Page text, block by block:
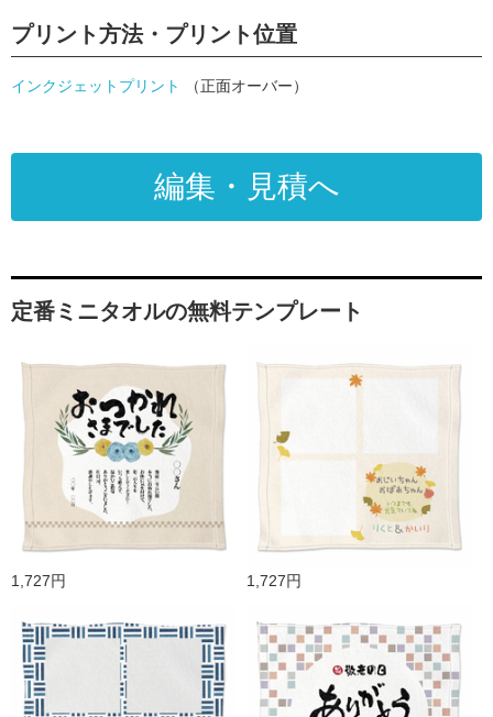
プリント方法・プリント位置
インクジェットプリント （正面オーバー）
編集・見積へ
定番ミニタオルの無料テンプレート
1,727円 1,727円